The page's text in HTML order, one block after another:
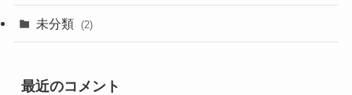
未分類 (2)
最近のコメント